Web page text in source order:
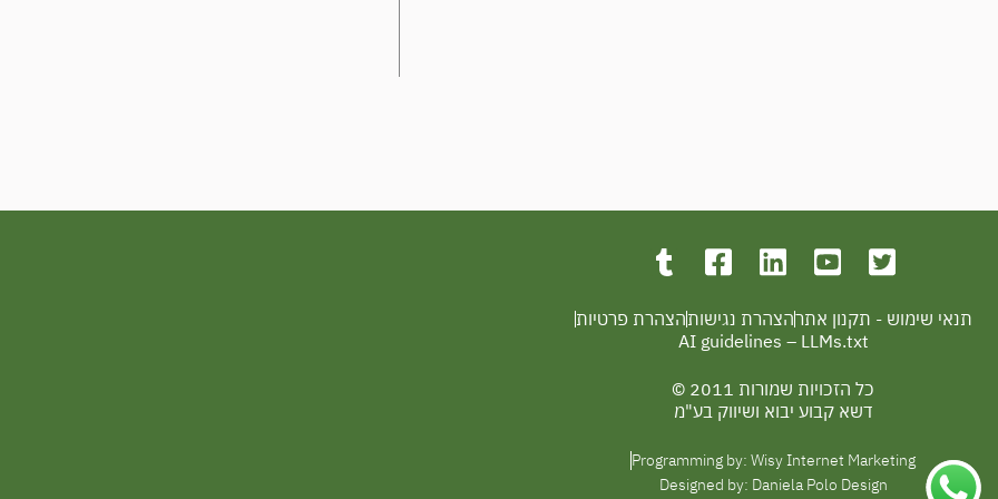
תנאי שימוש - תקנון אתרהצהרת נגישותהצהרת פרטיות
AI guidelines – LLMs.txt
כל הזכויות שמורות 2011 ©
דשא קבוע יבוא ושיווק בע"מ
Programming by: Wisy Internet Marketing
Designed by: Daniela Polo Design